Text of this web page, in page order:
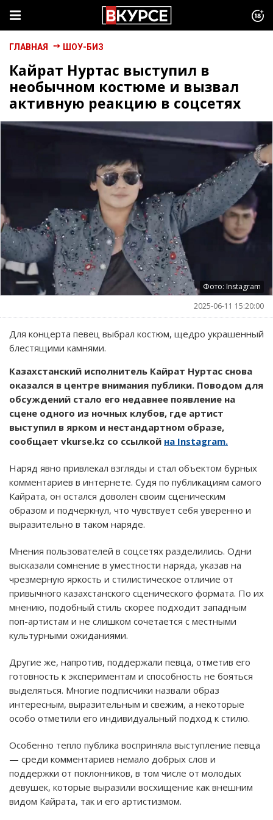
ГЛАВНАЯ ШОУ-БИЗ
Кайрат Нуртас выступил в
необычном костюме и вызвал
активную реакцию в соцсетях
Фото: Instagram
2025-06-11 15:20:00
Для концерта певец выбрал костюм, щедро украшенный
блестящими камнями.
Казахстанский исполнитель Кайрат Нуртас снова
оказался в центре внимания публики. Поводом для
обсуждений стало его недавнее появление на
сцене одного из ночных клубов, где артист
выступил в ярком и нестандартном образе,
сообщает vkurse.kz со ссылкой на Instagram.
Наряд явно привлекал взгляды и стал объектом бурных
комментариев в интернете. Судя по публикациям самого
Кайрата, он остался доволен своим сценическим
образом и подчеркнул, что чувствует себя уверенно и
выразительно в таком наряде.
Мнения пользователей в соцсетях разделились. Одни
высказали сомнение в уместности наряда, указав на
чрезмерную яркость и стилистическое отличие от
привычного казахстанского сценического формата. По их
мнению, подобный стиль скорее подходит западным
поп-артистам и не слишком сочетается с местными
культурными ожиданиями.
Другие же, напротив, поддержали певца, отметив его
готовность к экспериментам и способность не бояться
выделяться. Многие подписчики назвали образ
интересным, выразительным и свежим, а некоторые
особо отметили его индивидуальный подход к стилю.
Особенно тепло публика восприняла выступление певца
— среди комментариев немало добрых слов и
поддержки от поклонников, в том числе от молодых
девушек, которые выразили восхищение как внешним
видом Кайрата, так и его артистизмом.